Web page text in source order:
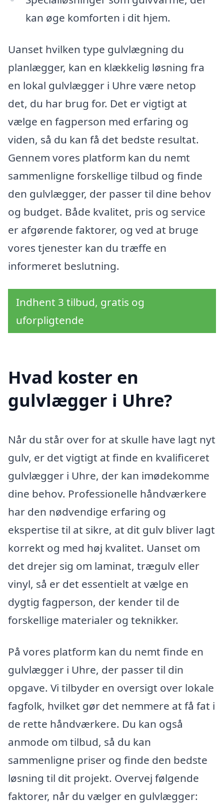
kan øge komforten i dit hjem.
Uanset hvilken type gulvlægning du
planlægger, kan en klækkelig løsning fra
en lokal gulvlægger i Uhre være netop
det, du har brug for. Det er vigtigt at
vælge en fagperson med erfaring og
viden, så du kan få det bedste resultat.
Gennem vores platform kan du nemt
sammenligne forskellige tilbud og finde
den gulvlægger, der passer til dine behov
og budget. Både kvalitet, pris og service
er afgørende faktorer, og ved at bruge
vores tjenester kan du træffe en
informeret beslutning.
Indhent 3 tilbud, gratis og
uforpligtende
Hvad koster en
gulvlægger i Uhre?
Når du står over for at skulle have lagt nyt
gulv, er det vigtigt at finde en kvalificeret
gulvlægger i Uhre, der kan imødekomme
dine behov. Professionelle håndværkere
har den nødvendige erfaring og
ekspertise til at sikre, at dit gulv bliver lagt
korrekt og med høj kvalitet. Uanset om
det drejer sig om laminat, trægulv eller
vinyl, så er det essentielt at vælge en
dygtig fagperson, der kender til de
forskellige materialer og teknikker.
På vores platform kan du nemt finde en
gulvlægger i Uhre, der passer til din
opgave. Vi tilbyder en oversigt over lokale
fagfolk, hvilket gør det nemmere at få fat i
de rette håndværkere. Du kan også
anmode om tilbud, så du kan
sammenligne priser og finde den bedste
løsning til dit projekt. Overvej følgende
faktorer, når du vælger en gulvlægger: